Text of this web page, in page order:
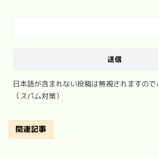
日本語が含まれない投稿は無視されますので
（スパム対策）
関連記事